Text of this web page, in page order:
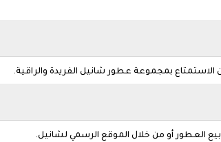
بمجموعة عطور شانيل الفريدة والراقية.
أو من خلال الموقع الرسمي لشانيل.